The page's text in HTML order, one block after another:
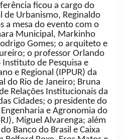
ficou a cargo do
de Urbanismo, Reginaldo
a mesa do evento com o
Municipal, Markinho
Gomes; o arquiteto e
o professor Orlando
de Pesquisa e
e Regional (IPPUR) da
do Rio de Janeiro; Bruna
Relações Institucionais da
Cidades; o presidente do
e Agronomia do
Miguel Alvarenga; além
Banco do Brasil e Caixa